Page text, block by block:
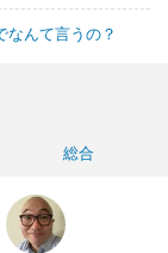
なんて言うの？
総合